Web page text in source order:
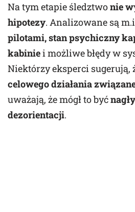
Na tym etapie śledztwonie
hipotezy. Analizowane są
pilotami, stan psychiczny
kabiniei możliwe błędy w
Niektórzy eksperci sugerują,
celowego działania
uważają, że mógł to być
dezorientacji.